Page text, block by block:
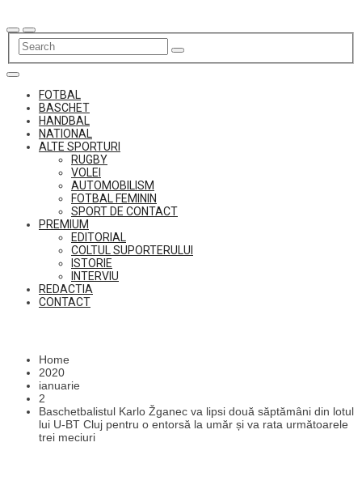
to
content
FOTBAL
BASCHET
HANDBAL
NATIONAL
ALTE SPORTURI
RUGBY
VOLEI
AUTOMOBILISM
FOTBAL FEMININ
SPORT DE CONTACT
PREMIUM
EDITORIAL
COLTUL SUPORTERULUI
ISTORIE
INTERVIU
REDACTIA
CONTACT
Home
2020
ianuarie
2
Baschetbalistul Karlo Žganec va lipsi două săptămâni din lotul
lui U-BT Cluj pentru o entorsă la umăr și va rata următoarele
trei meciuri